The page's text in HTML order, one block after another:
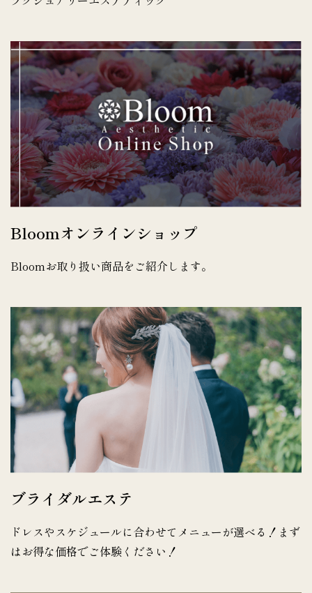
Bloomオンラインショップ
Bloomお取り扱い商品をご紹介します。
ブライダルエステ
ドレスやスケジュールに合わせてメニューが選べる！まず
はお得な価格でご体験ください！